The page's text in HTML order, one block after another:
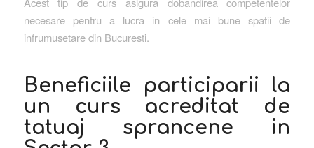
necesare pentru a lucra in cele mai bune spatii de
infrumusetare din Bucuresti.
Beneficiile participarii la
un curs acreditat de
tatuaj sprancene in